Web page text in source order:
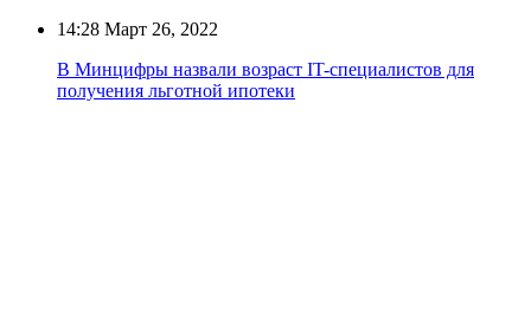
14:28 Март 26, 2022
В Минцифры назвали возраст IT-специалистов для
получения льготной ипотеки